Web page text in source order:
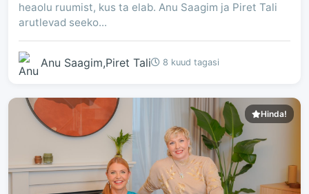
heaolu ruumist, kus ta elab. Anu Saagim ja Piret Tali
arutlevad seeko...
Anu Saagim,Piret Tali 8 kuud tagasi
Hinda!